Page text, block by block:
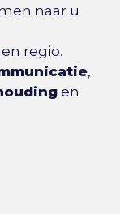
naar u
regio.
,
en